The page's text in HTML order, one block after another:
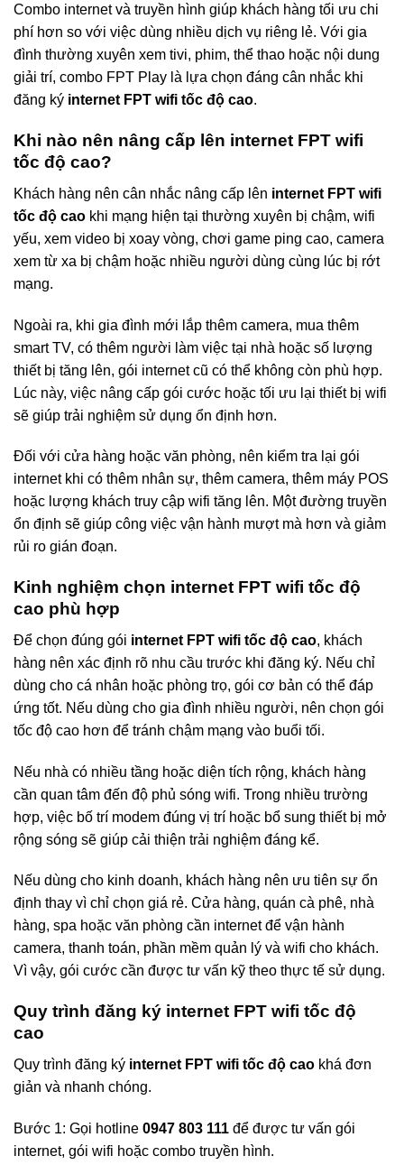
Combo internet và truyền hình giúp khách hàng tối ưu chi
phí hơn so với việc dùng nhiều dịch vụ riêng lẻ. Với gia
đình thường xuyên xem tivi, phim, thể thao hoặc nội dung
giải trí, combo FPT Play là lựa chọn đáng cân nhắc khi
đăng ký internet FPT wifi tốc độ cao.
Khi nào nên nâng cấp lên internet FPT wifi
tốc độ cao?
Khách hàng nên cân nhắc nâng cấp lên internet FPT wifi
tốc độ cao khi mạng hiện tại thường xuyên bị chậm, wifi
yếu, xem video bị xoay vòng, chơi game ping cao, camera
xem từ xa bị chậm hoặc nhiều người dùng cùng lúc bị rớt
mạng.
Ngoài ra, khi gia đình mới lắp thêm camera, mua thêm
smart TV, có thêm người làm việc tại nhà hoặc số lượng
thiết bị tăng lên, gói internet cũ có thể không còn phù hợp.
Lúc này, việc nâng cấp gói cước hoặc tối ưu lại thiết bị wifi
sẽ giúp trải nghiệm sử dụng ổn định hơn.
Đối với cửa hàng hoặc văn phòng, nên kiểm tra lại gói
internet khi có thêm nhân sự, thêm camera, thêm máy POS
hoặc lượng khách truy cập wifi tăng lên. Một đường truyền
ổn định sẽ giúp công việc vận hành mượt mà hơn và giảm
rủi ro gián đoạn.
Kinh nghiệm chọn internet FPT wifi tốc độ
cao phù hợp
Để chọn đúng gói internet FPT wifi tốc độ cao, khách
hàng nên xác định rõ nhu cầu trước khi đăng ký. Nếu chỉ
dùng cho cá nhân hoặc phòng trọ, gói cơ bản có thể đáp
ứng tốt. Nếu dùng cho gia đình nhiều người, nên chọn gói
tốc độ cao hơn để tránh chậm mạng vào buổi tối.
Nếu nhà có nhiều tầng hoặc diện tích rộng, khách hàng
cần quan tâm đến độ phủ sóng wifi. Trong nhiều trường
hợp, việc bố trí modem đúng vị trí hoặc bổ sung thiết bị mở
rộng sóng sẽ giúp cải thiện trải nghiệm đáng kể.
Nếu dùng cho kinh doanh, khách hàng nên ưu tiên sự ổn
định thay vì chỉ chọn giá rẻ. Cửa hàng, quán cà phê, nhà
hàng, spa hoặc văn phòng cần internet để vận hành
camera, thanh toán, phần mềm quản lý và wifi cho khách.
Vì vậy, gói cước cần được tư vấn kỹ theo thực tế sử dụng.
Quy trình đăng ký internet FPT wifi tốc độ
cao
Quy trình đăng ký internet FPT wifi tốc độ cao khá đơn
giản và nhanh chóng.
Bước 1: Gọi hotline 0947 803 111 để được tư vấn gói
internet, gói wifi hoặc combo truyền hình.